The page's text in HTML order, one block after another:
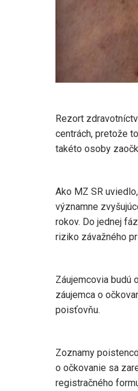
Rezort
centrách, pretože
takéto osoby
Ako MZ SR
významne
rokov. Do jednej
riziko závažného
Záujemcovia budú
záujemca o
poisťovňu.
Zoznamy
o očkovanie sa
registračného